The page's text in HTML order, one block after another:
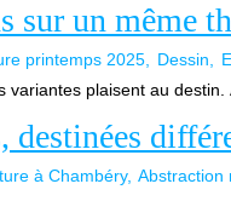
sur un même
printemps 2025 Dessin
plaisent au destin.
destinées
à Chambéry Abstraction